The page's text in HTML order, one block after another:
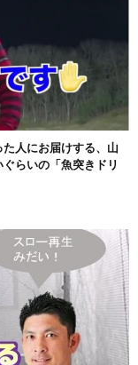
た人にお届けする、山
らいの「魚突きドリ